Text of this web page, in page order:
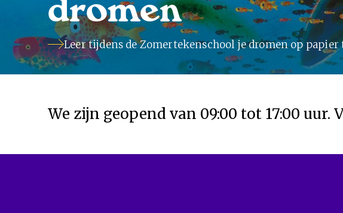
dromen
Leer tijdens de Zomertekenschool je dromen op papier
We zijn geopend van 09:00 tot 17:00